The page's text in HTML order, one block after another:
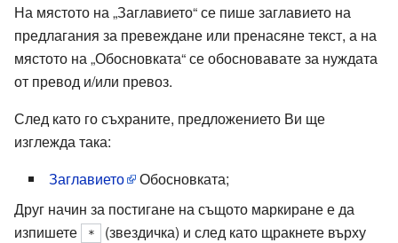
На мястото на „Заглавието“ се пише заглавието на
предлагания за превеждане или пренасяне текст, а на
мястото на „Обосновката“ се обосновавате за нуждата
от превод и/или превоз.
След като го съхраните, предложението Ви ще
изглежда така:
Заглавието
Обосновката;
Друг начин за постигане на същото маркиране е да
изпишете
*
(звездичка) и след като щракнете върху